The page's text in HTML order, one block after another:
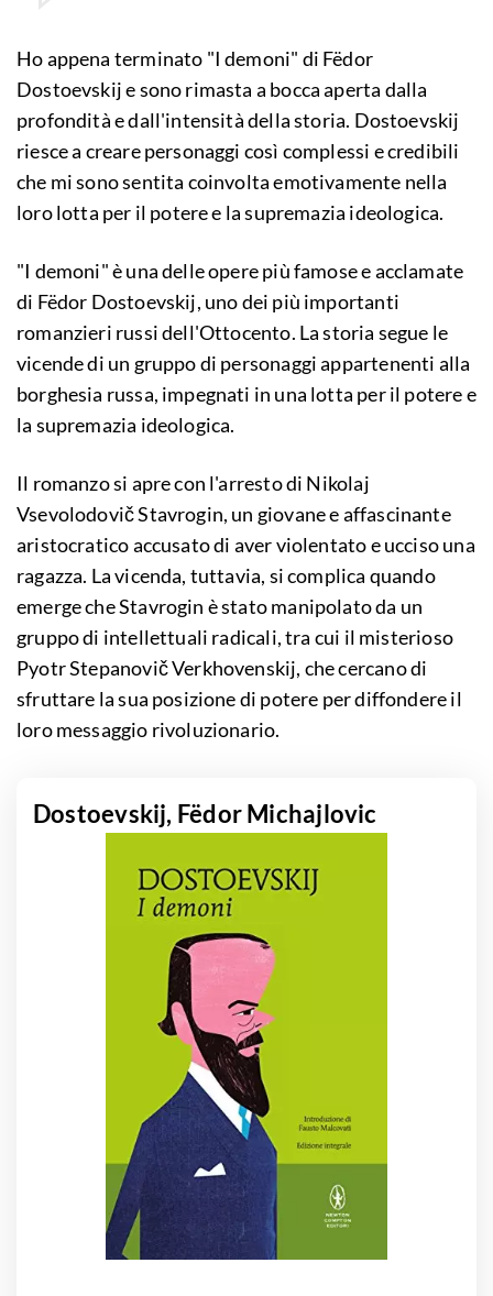
Ho appena terminato "I demoni" di Fëdor
Dostoevskij e sono rimasta a bocca aperta dalla
profondità e dall'intensità della storia. Dostoevskij
riesce a creare personaggi così complessi e credibili
che mi sono sentita coinvolta emotivamente nella
loro lotta per il potere e la supremazia ideologica.
"I demoni" è una delle opere più famose e acclamate
di Fëdor Dostoevskij, uno dei più importanti
romanzieri russi dell'Ottocento. La storia segue le
vicende di un gruppo di personaggi appartenenti alla
borghesia russa, impegnati in una lotta per il potere e
la supremazia ideologica.
Il romanzo si apre con l'arresto di Nikolaj
Vsevolodovič Stavrogin, un giovane e affascinante
aristocratico accusato di aver violentato e ucciso una
ragazza. La vicenda, tuttavia, si complica quando
emerge che Stavrogin è stato manipolato da un
gruppo di intellettuali radicali, tra cui il misterioso
Pyotr Stepanovič Verkhovenskij, che cercano di
sfruttare la sua posizione di potere per diffondere il
loro messaggio rivoluzionario.
Dostoevskij, Fëdor Michajlovic